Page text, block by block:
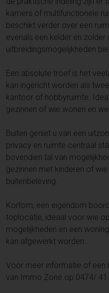
kamers of multifunctionele
beschikt verder over een
evenals een kelder en
uitbreidingsmogelijkheden
Een absolute troef is het
kan ingericht worden als
kantoor of hobbyruimte.
gezinnen of wie wonen en
Buiten geniet u van een
privacy en ruimte centraal
bovendien tal van
gezinnen met kinderen of
buitenbeleving.
Kortom, een eigendom
toplocatie, ideaal voor wie
mogelijkheden en een
kan afgewerkt worden.
Voor meer informatie of
van Immo Zone op 0474/